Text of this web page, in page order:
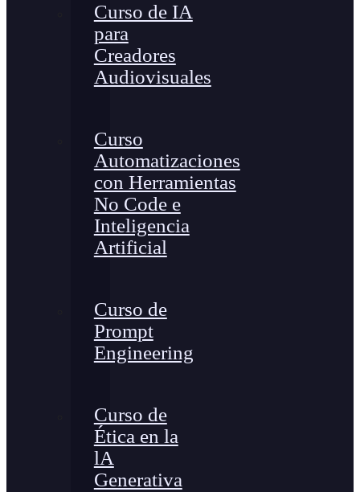
Curso de IA
para
Creadores
Audiovisuales
Curso
Automatizaciones
con Herramientas
No Code e
Inteligencia
Artificial
Curso de
Prompt
Engineering
Curso de
Ética en la
lA
Generativa